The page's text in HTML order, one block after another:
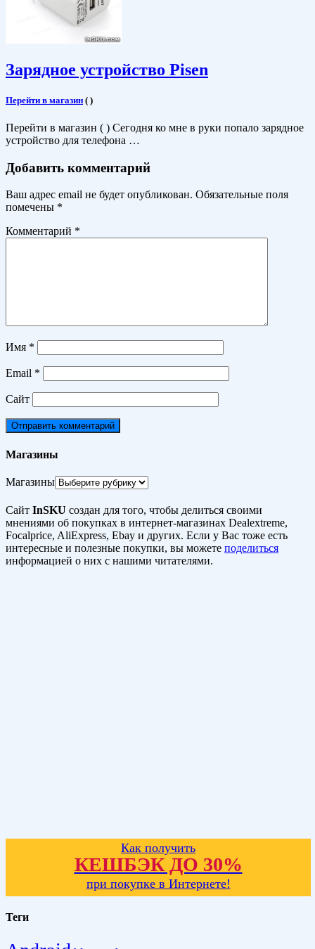
Зарядное устройство Pisen
Перейти в магазин ( )
Перейти в магазин ( ) Сегодня ко мне в руки попало зарядное
устройство для телефона …
Добавить комментарий
Ваш адрес email не будет опубликован. Обязательные поля
помечены *
Комментарий *
Имя *
Email *
Сайт
Магазины
Магазины
Сайт InSKU создан для того, чтобы делиться своими
мнениями об покупках в интернет-магазинах Dealextreme,
Focalprice, AliExpress, Ebay и других. Если у Вас тоже есть
интересные и полезные покупки, вы можете поделиться
информацией о них с нашими читателями.
Как получить
КЕШБЭК ДО 30%
при покупке в Интернете!
Теги